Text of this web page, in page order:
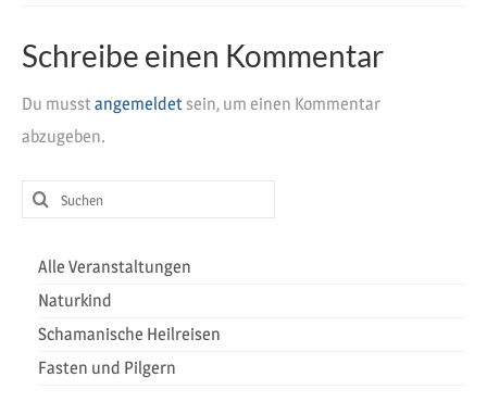
Heilreisen
Fasten und Pilgern
Veranstaltungen
Schreibe einen Kommentar
Du musstangemeldetsein, um einen Kommentar
abzugeben.
Suchen
Alle Veranstaltungen
Naturkind
Schamanische Heilreisen
Fasten und Pilgern